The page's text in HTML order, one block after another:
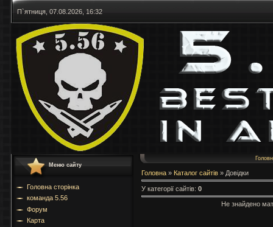
П`ятниця, 07.08.2026, 16:32
Меню сайту
Головна сторінка
команда 5.56
Форум
Карта
Головна » Каталог сайтів » Довідки
У категорії сайтів: 0
Не знайдено